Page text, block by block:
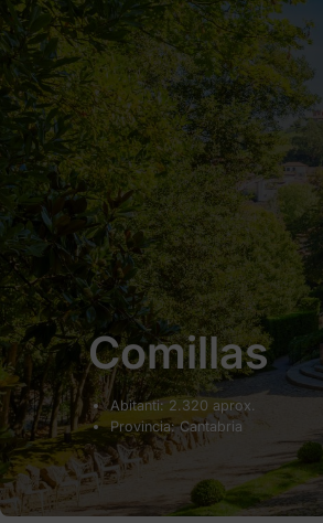
Comillas
Abitanti: 2.320 aprox.
Provincia: Cantabria